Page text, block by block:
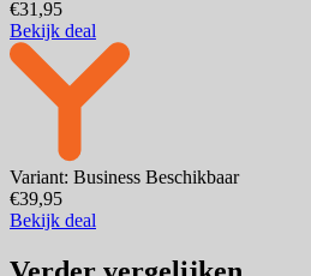
€31,95
Bekijk deal
Variant: Business Beschikbaar
€39,95
Bekijk deal